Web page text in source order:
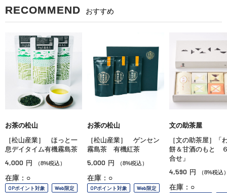
RECOMMEND おすすめ
お茶の松山
［松山産業］ ほっと一
息デイタイム有機霧島茶
4,000 円 （8%税込）
在庫：○
OPポイント対象 Web限定
お茶の松山
［松山産業］ ゲンセン
霧島茶 有機紅茶
5,000 円 （8%税込）
在庫：○
OPポイント対象 Web限定
文の助茶屋
［文の助茶屋］「
餅＆甘酒のもと
合せ」
4,590 円 （8%税込
在庫：○